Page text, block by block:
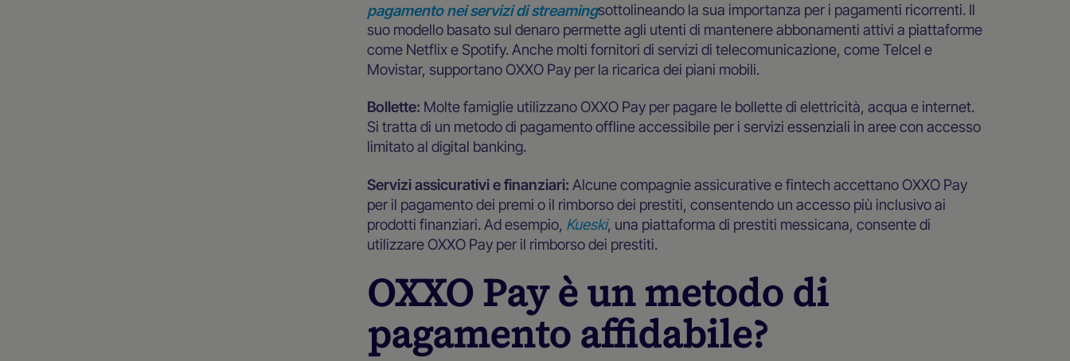
pagamento nei servizi di streamingsottolineando la sua importanza per i pagamenti ricorrenti. Il
suo modello basato sul denaro permette agli utenti di mantenere abbonamenti attivi a piattaforme
come Netflix e Spotify. Anche molti fornitori di servizi di telecomunicazione, come Telcel e
Movistar, supportano OXXO Pay per la ricarica dei piani mobili.
Bollette: Molte famiglie utilizzano OXXO Pay per pagare le bollette di elettricità, acqua e internet.
Si tratta di un metodo di pagamento offline accessibile per i servizi essenziali in aree con accesso
limitato al digital banking.
Servizi assicurativi e finanziari:Alcune compagnie assicurative e fintech accettano OXXO Pay
per il pagamento dei premi o il rimborso dei prestiti, consentendo un accesso più inclusivo ai
prodotti finanziari. Ad esempio, Kueski, una piattaforma di prestiti messicana, consente di
utilizzare OXXO Pay per il rimborso dei prestiti.
OXXO Pay è un metodo di
pagamento affidabile?